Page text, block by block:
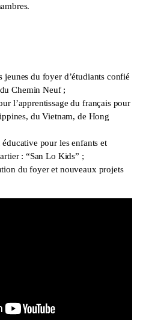
jeunes du foyer d’étudiants confié
Chemin Neuf ;
l’apprentissage du français pour
du Vietnam, de Hong
pour les enfants et
: “San Lo Kids” ;
du foyer et nouveaux projets